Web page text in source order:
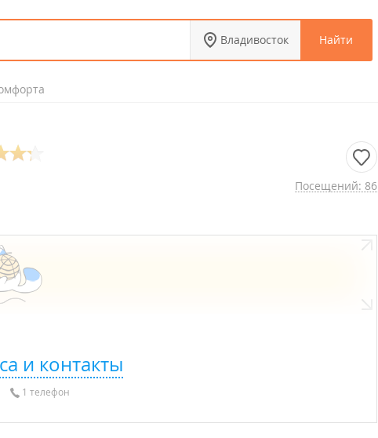
Владивосток Найти
Посещений: 86
и контакты
1 телефон